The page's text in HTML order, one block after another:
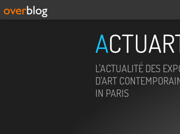
L'ACTUALITÉ DES
D'ART
IN PARIS